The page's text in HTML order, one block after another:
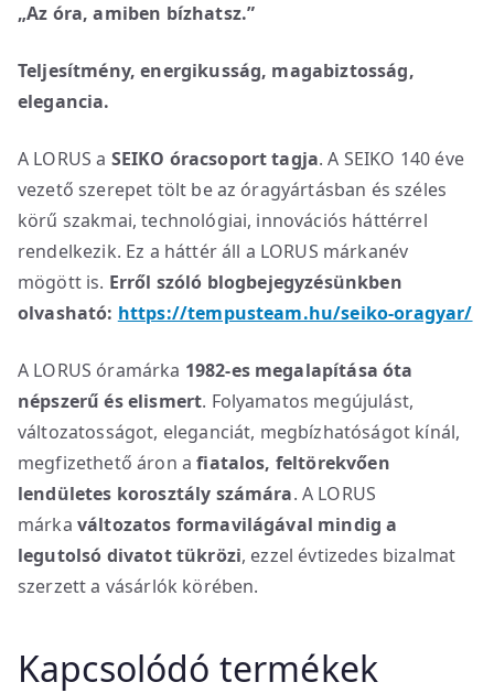
„Az óra, amiben bízhatsz.”
Teljesítmény, energikusság, magabiztosság,
elegancia.
A LORUS a SEIKO óracsoport tagja. A SEIKO 140 éve
vezető szerepet tölt be az óragyártásban és széles
körű szakmai, technológiai, innovációs háttérrel
rendelkezik. Ez a háttér áll a LORUS márkanév
mögött is. Erről szóló blogbejegyzésünkben
olvasható: https://tempusteam.hu/seiko-oragyar/
A LORUS óramárka 1982-es megalapítása óta
népszerű és elismert. Folyamatos megújulást,
változatosságot, eleganciát, megbízhatóságot kínál,
megfizethető áron afiatalos, feltörekvően
lendületes korosztály számára. A LORUS
márka változatos formavilágával mindig a
legutolsó divatot tükrözi, ezzel évtizedes bizalmat
szerzett a vásárlók körében.
Kapcsolódó termékek